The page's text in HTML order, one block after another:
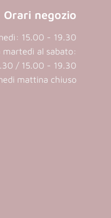
Orari negozio
15.00 - 19.30
martedì al sabato:
/ 15.00 - 19.30
mattina chiuso